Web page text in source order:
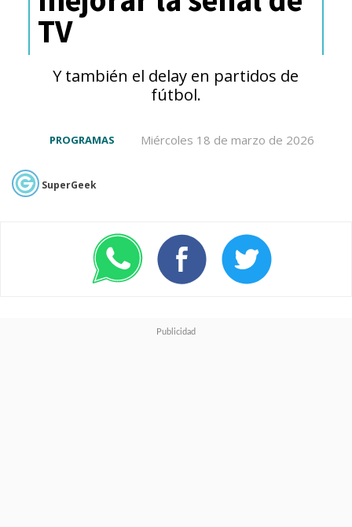
TV
Y también el delay en partidos de
fútbol.
Miércoles 18 de marzo de 2026
PROGRAMAS
SuperGeek